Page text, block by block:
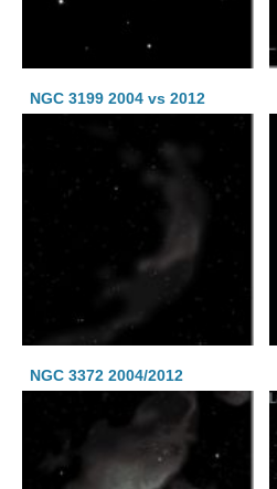
NGC 3199 2004 vs 2012
NGC 3372 2004/2012